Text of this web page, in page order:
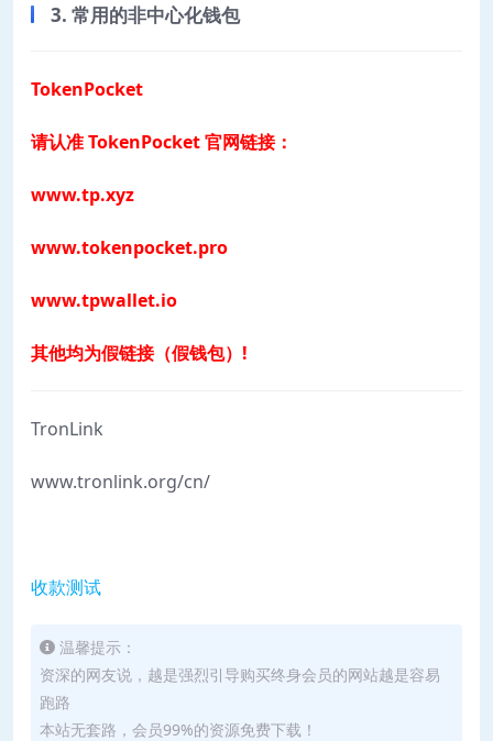
3. 常用的非中心化钱包
TokenPocket
请认准 TokenPocket 官网链接：
www.tp.xyz
www.tokenpocket.pro
www.tpwallet.io
其他均为假链接（假钱包）!
TronLink
www.tronlink.org/cn/
收款测试
温馨提示：
资深的网友说，越是强烈引导购买终身会员的网站越是容易
跑路
本站无套路，会员99%的资源免费下载！